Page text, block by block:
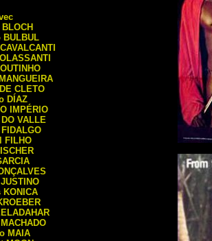
BLOCH
BULBUL
CAVALCANTI
DE CLETO
DÍAZ
IMPÉRIO
DO VALLE
FIDALGO
FILHO
JUSTINO
KONICA
MACHADO
MAIA